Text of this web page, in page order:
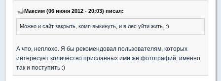
Максим (06 июня 2012 - 20:03) писал:
Можно и сайт закрыть, комп выкинуть, и в лес уйти жить. :)
А что, неплохо. Я бы рекомендовал пользователям, которых
интересует количество присланных ими же фотографий, именно
так и поступить :)